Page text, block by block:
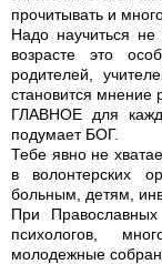
прочитывать и
Надо научиться
возрасте это
родителей,
становится мнение
ГЛАВНОЕ для
подумает БОГ.
Тебе явно не
в волонтерских
больным, детям,
При
психологов,
молодежные